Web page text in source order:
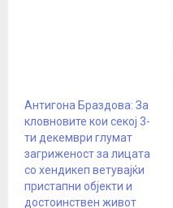
Антигона Браздова: За
кловновите кои секој 3-
ти декември глумат
загриженост за лицата
со хендикеп ветувајќи
пристапни објекти и
достоинствен живот